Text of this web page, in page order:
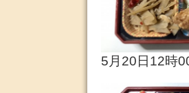
5月20日12時